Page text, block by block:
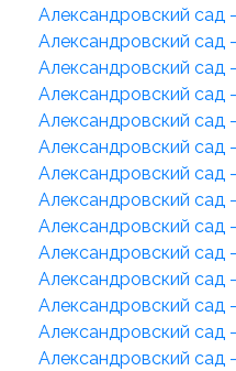
Александровский
Александровский сад
Александровский
Александровский сад
Александровский сад
Александровский сад
Александровский
Александровский
Александровский
Александровский сад
Александровский сад
Александровский сад
Александровский сад
Александровский сад